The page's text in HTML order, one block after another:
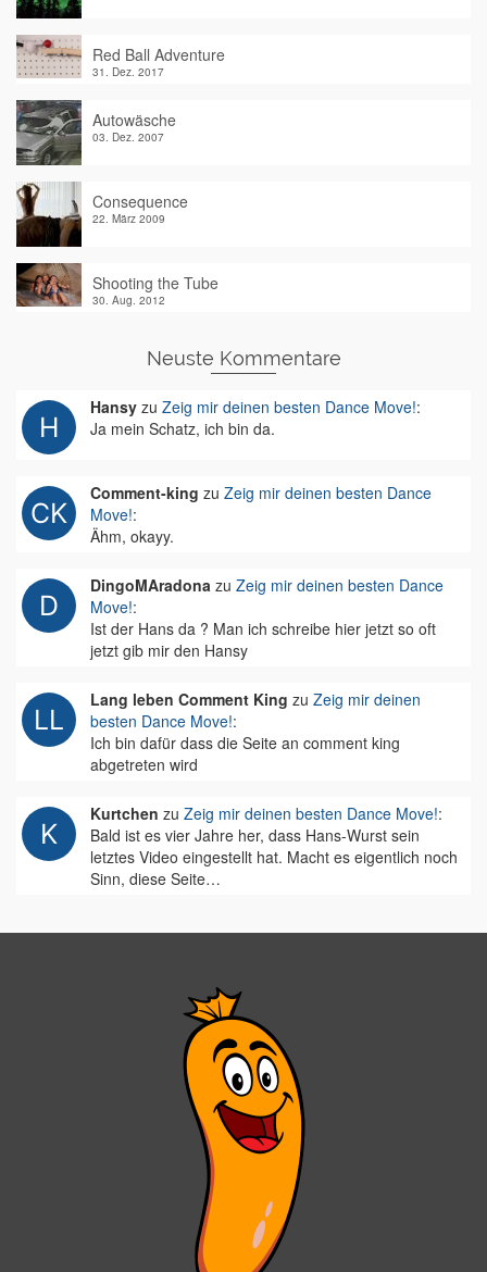
Red Ball Adventure
31. Dez. 2017
Autowäsche
03. Dez. 2007
Consequence
22. März 2009
Shooting the Tube
30. Aug. 2012
Neuste Kommentare
Hansy zu Zeig mir deinen besten Dance Move!:
Ja mein Schatz, ich bin da.
Comment-king zu Zeig mir deinen besten Dance
Move!:
Ähm, okayy.
DingoMAradona zu Zeig mir deinen besten Dance
Move!:
Ist der Hans da ? Man ich schreibe hier jetzt so oft
jetzt gib mir den Hansy
Lang leben Comment King zu Zeig mir deinen
besten Dance Move!:
Ich bin dafür dass die Seite an comment king
abgetreten wird
Kurtchen zu Zeig mir deinen besten Dance Move!:
Bald ist es vier Jahre her, dass Hans-Wurst sein
letztes Video eingestellt hat. Macht es eigentlich noch
Sinn, diese Seite…